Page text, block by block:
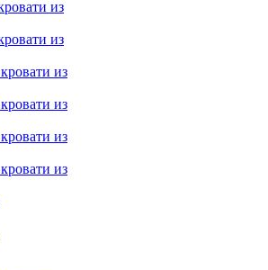
из
из
из
из
из
из